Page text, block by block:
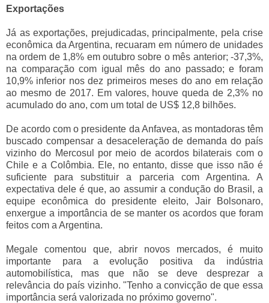
Exportações
Já as exportações, prejudicadas, principalmente, pela crise
econômica da Argentina, recuaram em número de unidades
na ordem de 1,8% em outubro sobre o mês anterior; -37,3%,
na comparação com igual mês do ano passado; e foram
10,9% inferior nos dez primeiros meses do ano em relação
ao mesmo de 2017. Em valores, houve queda de 2,3% no
acumulado do ano, com um total de US$ 12,8 bilhões.
De acordo com o presidente da Anfavea, as montadoras têm
buscado compensar a desaceleração de demanda do país
vizinho do Mercosul por meio de acordos bilaterais com o
Chile e a Colômbia. Ele, no entanto, disse que isso não é
suficiente para substituir a parceria com Argentina. A
expectativa dele é que, ao assumir a condução do Brasil, a
equipe econômica do presidente eleito, Jair Bolsonaro,
enxergue a importância de se manter os acordos que foram
feitos com a Argentina.
Megale comentou que, abrir novos mercados, é muito
importante para a evolução positiva da indústria
automobilística, mas que não se deve desprezar a
relevância do país vizinho. "Tenho a convicção de que essa
importância será valorizada no próximo governo".